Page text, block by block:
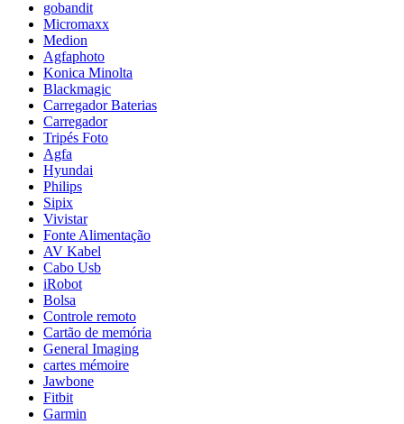
gobandit
Micromaxx
Medion
Agfaphoto
Konica Minolta
Blackmagic
Carregador Baterias
Carregador
Tripés Foto
Agfa
Hyundai
Philips
Sipix
Vivistar
Fonte Alimentação
AV Kabel
Cabo Usb
iRobot
Bolsa
Controle remoto
Cartão de memória
General Imaging
cartes mémoire
Jawbone
Fitbit
Garmin